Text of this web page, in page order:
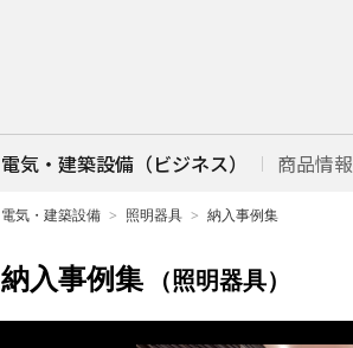
電気・建築設備（ビジネス） 商品情報
電気・建築設備 照明器具 納入事例集
納入事例集 （照明器具）